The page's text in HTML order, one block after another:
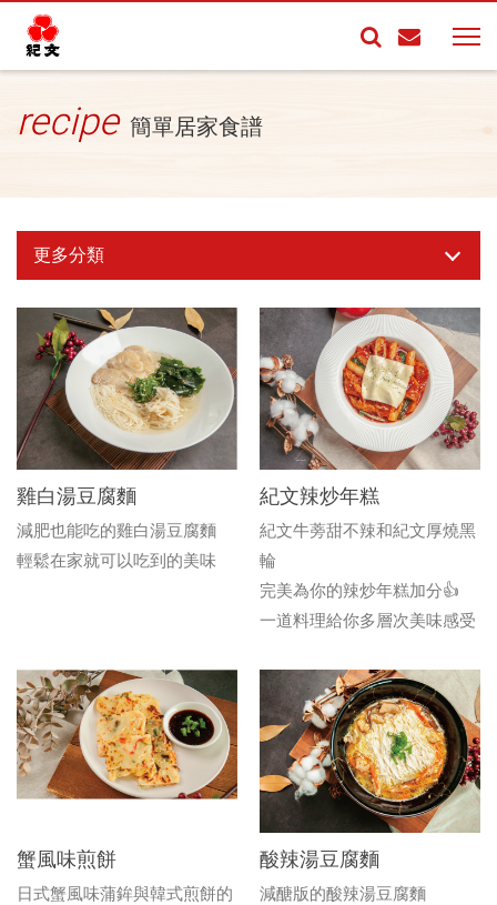
recipe 簡單居家食譜
更多分類
雞白湯豆腐麵
減肥也能吃的雞白湯豆腐麵
輕鬆在家就可以吃到的美味
紀文辣炒年糕
紀文牛蒡甜不辣和紀文厚燒黑
輪
完美為你的辣炒年糕加分👍
一道料理給你多層次美味感受
蟹風味煎餅
日式蟹風味蒲鉾與韓式煎餅的
酸辣湯豆腐麵
減醣版的酸辣湯豆腐麵